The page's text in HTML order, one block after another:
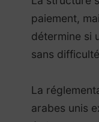
paiement,
détermine si
sans
La
arabes unis